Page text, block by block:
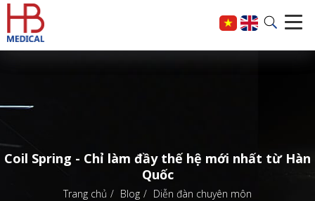
Coil Spring - Chỉ làm đầy thế hệ mới nhất từ Hàn
Quốc
Trang chủ Blog Diễn đàn chuyên môn